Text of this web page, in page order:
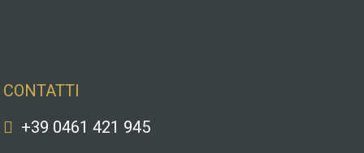
CONTATTI
+39 0461 421 945